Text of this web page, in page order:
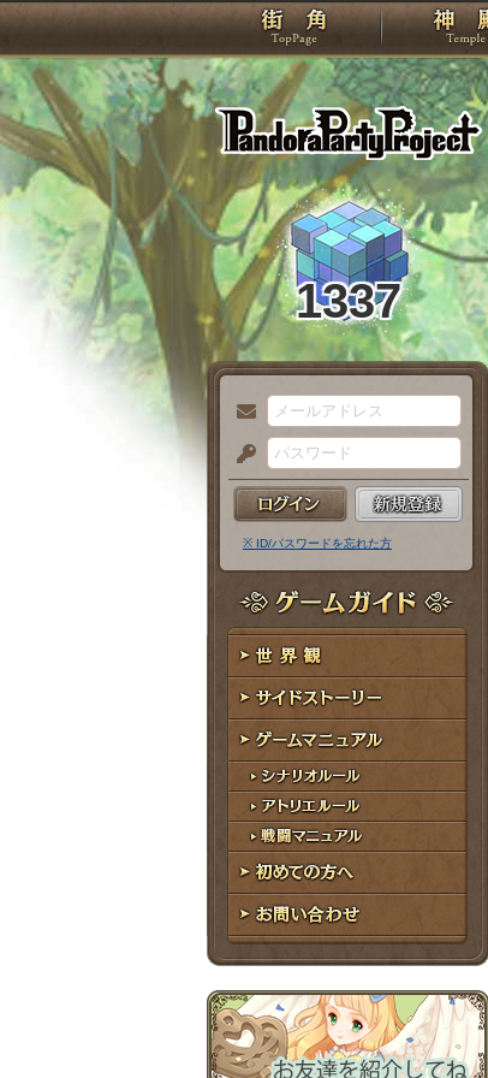
TOP
1337
メ
ー
ル
ア
ド
レ
ス
パ
ス
ー
ド
※ ID/パスワードを忘れた方
ゲームガイド
世界観
サイドストーリー
ゲームマニュアル
シナリオルール
アトリエルール
戦闘マニュアル
初めての方へ
お問い合わせ